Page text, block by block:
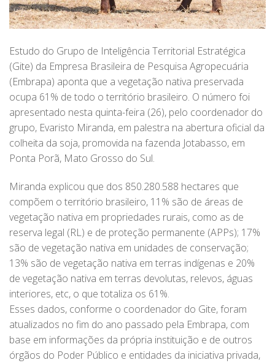
Estudo do Grupo de Inteligência Territorial Estratégica
(Gite) da Empresa Brasileira de Pesquisa Agropecuária
(Embrapa) aponta que a vegetação nativa preservada
ocupa 61% de todo o território brasileiro. O número foi
apresentado nesta quinta-feira (26), pelo coordenador do
grupo, Evaristo Miranda, em palestra na abertura oficial da
colheita da soja, promovida na fazenda Jotabasso, em
Ponta Porã, Mato Grosso do Sul.
Miranda explicou que dos 850.280.588 hectares que
compõem o território brasileiro, 11% são de áreas de
vegetação nativa em propriedades rurais, como as de
reserva legal (RL) e de proteção permanente (APPs); 17%
são de vegetação nativa em unidades de conservação;
13% são de vegetação nativa em terras indígenas e 20%
de vegetação nativa em terras devolutas, relevos, águas
interiores, etc, o que totaliza os 61%.
Esses dados, conforme o coordenador do Gite, foram
atualizados no fim do ano passado pela Embrapa, com
base em informações da própria instituição e de outros
órgãos do Poder Público e entidades da iniciativa privada,